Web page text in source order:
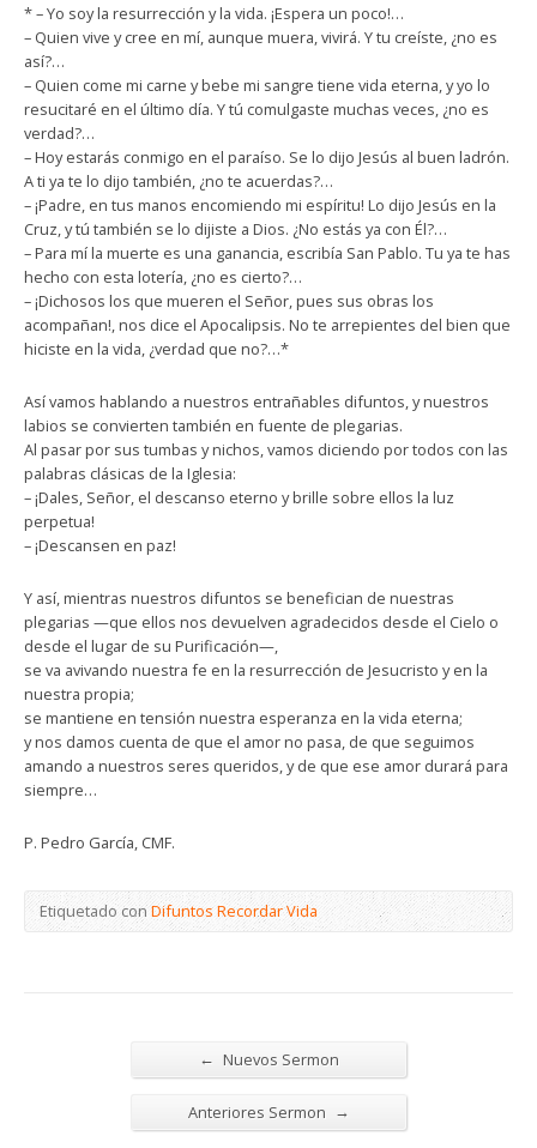
* – Yo soy la resurrección y la vida. ¡Espera un poco!…
– Quien vive y cree en mí, aunque muera, vivirá. Y tu creíste, ¿no es
así?…
– Quien come mi carne y bebe mi sangre tiene vida eterna, y yo lo
resucitaré en el último día. Y tú comulgaste muchas veces, ¿no es
verdad?…
– Hoy estarás conmigo en el paraíso. Se lo dijo Jesús al buen ladrón.
A ti ya te lo dijo también, ¿no te acuerdas?…
– ¡Padre, en tus manos encomiendo mi espíritu! Lo dijo Jesús en la
Cruz, y tú también se lo dijiste a Dios. ¿No estás ya con Él?…
– Para mí la muerte es una ganancia, escribía San Pablo. Tu ya te has
hecho con esta lotería, ¿no es cierto?…
– ¡Dichosos los que mueren el Señor, pues sus obras los
acompañan!, nos dice el Apocalipsis. No te arrepientes del bien que
hiciste en la vida, ¿verdad que no?…*
Así vamos hablando a nuestros entrañables difuntos, y nuestros
labios se convierten también en fuente de plegarias.
Al pasar por sus tumbas y nichos, vamos diciendo por todos con las
palabras clásicas de la Iglesia:
– ¡Dales, Señor, el descanso eterno y brille sobre ellos la luz
perpetua!
– ¡Descansen en paz!
Y así, mientras nuestros difuntos se benefician de nuestras
plegarias —que ellos nos devuelven agradecidos desde el Cielo o
desde el lugar de su Purificación—,
se va avivando nuestra fe en la resurrección de Jesucristo y en la
nuestra propia;
se mantiene en tensión nuestra esperanza en la vida eterna;
y nos damos cuenta de que el amor no pasa, de que seguimos
amando a nuestros seres queridos, y de que ese amor durará para
siempre…
P. Pedro García, CMF.
Etiquetado conDifuntos Recordar Vida
← Nuevos Sermon
Anteriores Sermon →